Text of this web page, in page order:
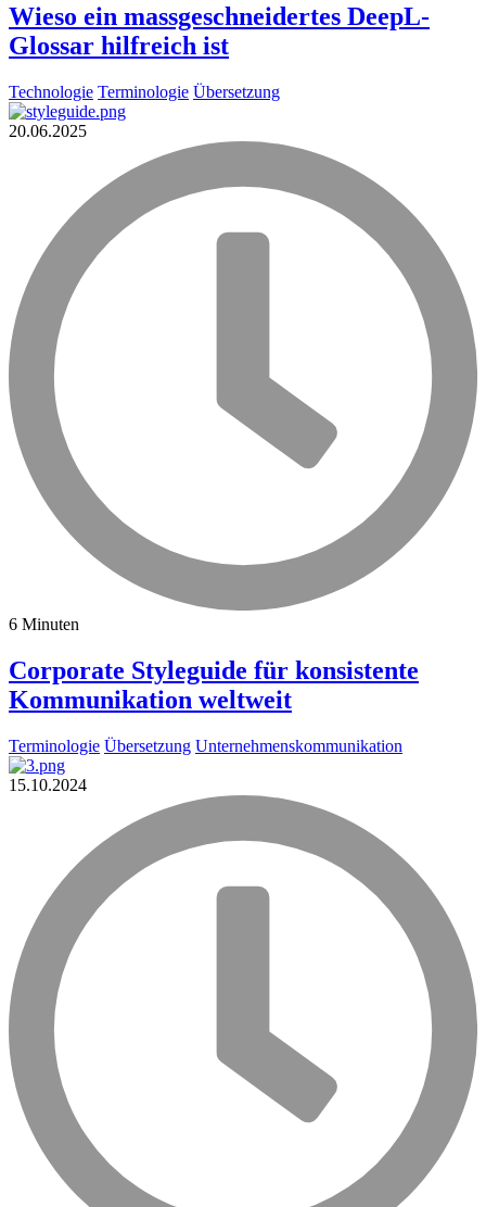
Wieso ein massgeschneidertes DeepL-
Glossar hilfreich ist
Technologie Terminologie Übersetzung
20.06.2025
6 Minuten
Corporate Styleguide für konsistente
Kommunikation weltweit
Terminologie Übersetzung Unternehmenskommunikation
15.10.2024